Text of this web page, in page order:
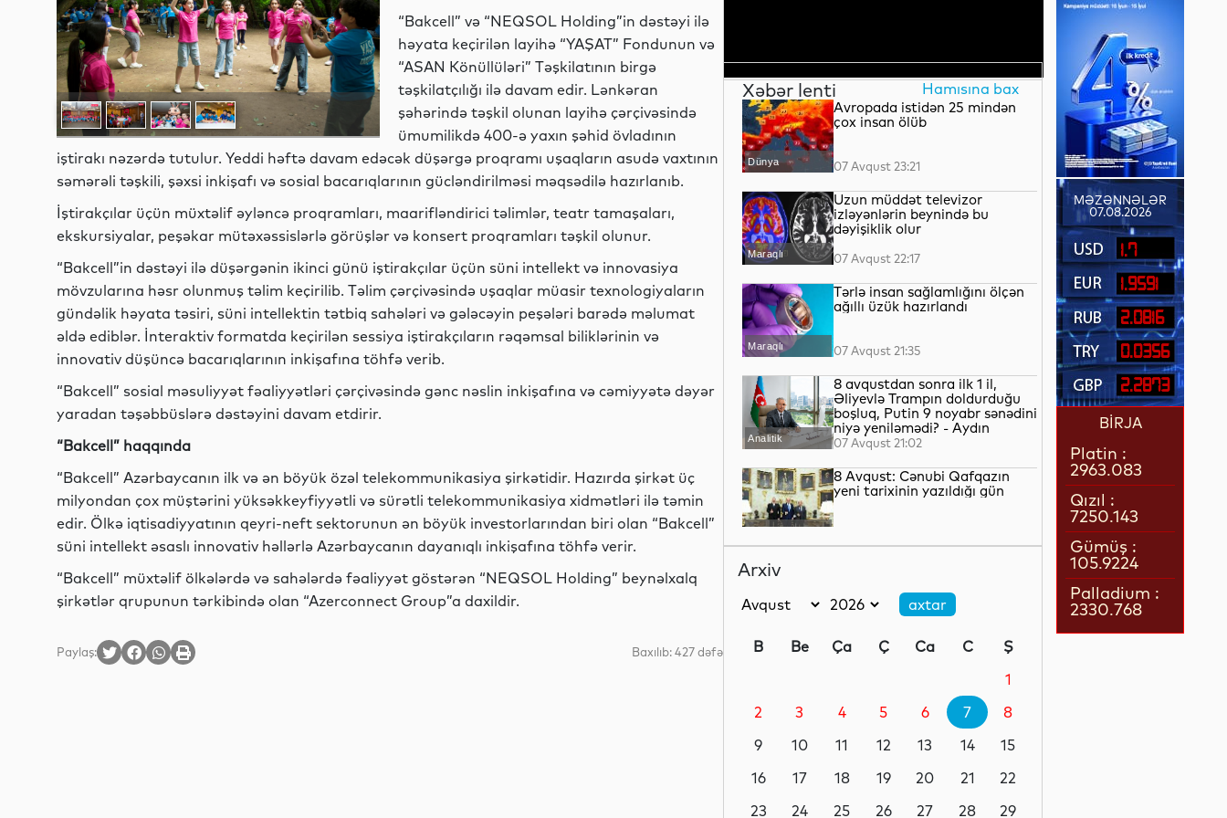
“Bakcell” və “NEQSOL Holding”in dəstəyi ilə
həyata keçirilən layihə “YAŞAT” Fondunun və
“ASAN Könüllüləri” Təşkilatının birgə
təşkilatçılığı ilə davam edir. Lənkəran
şəhərində təşkil olunan layihə çərçivəsində
ümumilikdə 400-ə yaxın şəhid övladının
iştirakı nəzərdə tutulur. Yeddi həftə davam edəcək düşərgə proqramı uşaqların asudə vaxtının
səmərəli təşkili, şəxsi inkişafı və sosial bacarıqlarının gücləndirilməsi məqsədilə hazırlanıb.
İştirakçılar üçün müxtəlif əyləncə proqramları, maarifləndirici təlimlər, teatr tamaşaları,
ekskursiyalar, peşəkar mütəxəssislərlə görüşlər və konsert proqramları təşkil olunur.
“Bakcell”in dəstəyi ilə düşərgənin ikinci günü iştirakçılar üçün süni intellekt və innovasiya
mövzularına həsr olunmuş təlim keçirilib. Təlim çərçivəsində uşaqlar müasir texnologiyaların
gündəlik həyata təsiri, süni intellektin tətbiq sahələri və gələcəyin peşələri barədə məlumat
əldə ediblər. İnteraktiv formatda keçirilən sessiya iştirakçıların rəqəmsal biliklərinin və
innovativ düşüncə bacarıqlarının inkişafına töhfə verib.
“Bakcell” sosial məsuliyyət fəaliyyətləri çərçivəsində gənc nəslin inkişafına və cəmiyyətə dəyər
yaradan təşəbbüslərə dəstəyini davam etdirir.
“Bakcell” haqqında
“Bakcell” Azərbaycanın ilk və ən böyük özəl telekommunikasiya şirkətidir. Hazırda şirkət üç
milyondan çox müştərini yüksəkkeyfiyyətli və sürətli telekommunikasiya xidmətləri ilə təmin
edir. Ölkə iqtisadiyyatının qeyri-neft sektorunun ən böyük investorlarından biri olan “Bakcell”
süni intellekt əsaslı innovativ həllərlə Azərbaycanın dayanıqlı inkişafına töhfə verir.
“Bakcell” müxtəlif ölkələrdə və sahələrdə fəaliyyət göstərən “NEQSOL Holding” beynəlxalq
şirkətlər qrupunun tərkibində olan “Azerconnect Group”a daxildir.
Paylaş: Baxılıb: 427 dəfə
Xəbər lenti Hamısına bax
Dünya
Avropada istidən 25 mindən
çox insan ölüb
07 Avqust 23:21
Maraqlı
Uzun müddət televizor
izləyənlərin beynində bu
dəyişiklik olur
07 Avqust 22:17
Maraqlı
Tərlə insan sağlamlığını ölçən
ağıllı üzük hazırlandı
07 Avqust 21:35
Analitik
8 avqustdan sonra ilk 1 il,
Əliyevlə Trampın doldurduğu
boşluq, Putin 9 noyabr sənədini
niyə yeniləmədi? - Aydın
QULİYEV yazır...
07 Avqust 21:02
Siyasət
8 Avqust: Cənubi Qafqazın
yeni tarixinin yazıldığı gün
konturları
Siyasət
Paşinyan niyə üzr istəmişdi?
07 Avqust 20:41
Dünya
ÜST legioner xəstəliyinin
07 Avqust 20:17
Arxiv
B Be Ça Ç Ca C
Ş
1
2
3 4 5 6 7
8
9
10 11 12 13 14
15
16
17 18 19 20 21
22
23
24 25 26 27 28
29
MƏZƏNNƏLƏR
07.08.2026
1.7
1.9591
2.0816
0.0356
2.2873
BİRJA
Platin :
2963.083
Qızıl :
7250.143
Gümüş :
105.9224
Palladium :
2330.768